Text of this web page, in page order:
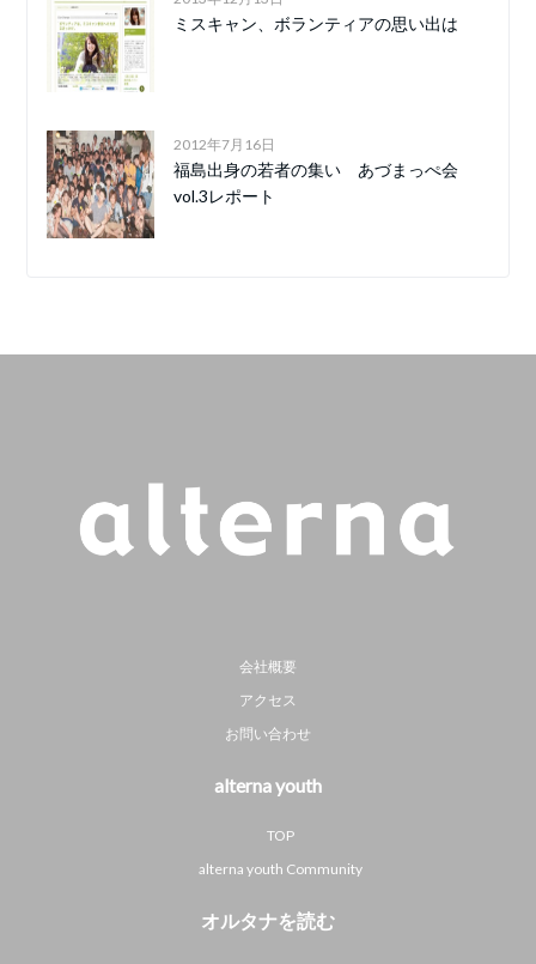
ミスキャン、ボランティアの思い出は
2012年7月16日
福島出身の若者の集い あづまっぺ会
vol.3レポート
会社概要
アクセス
お問い合わせ
alterna youth
TOP
alterna youth Community
オルタナを読む